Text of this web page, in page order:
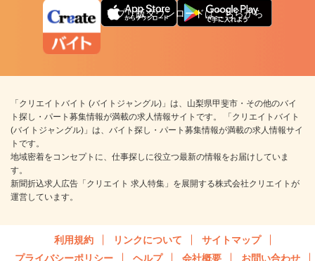
アプリ版ダウンロードはこちらから
「クリエイトバイト (バイトジャングル)」は、山梨県甲斐市・その他のバイ
ト探し・パート募集情報が満載の求人情報サイトです。 「クリエイトバイト
(バイトジャングル)」は、バイト探し・パート募集情報が満載の求人情報サイ
トです。
地域密着をコンセプトに、仕事探しに役立つ最新の情報をお届けしていま
す。
新聞折込求人広告「クリエイト 求人特集」を展開する株式会社クリエイトが
運営しています。
利用規約 リンクについて
サイトマップ
プライバシーポリシー
ヘルプ 会社概要 お問い合わせ